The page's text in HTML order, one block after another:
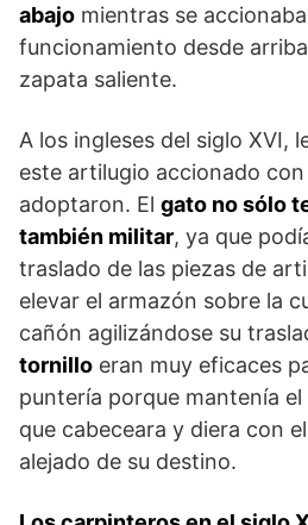
abajo mientras se
funcionamiento desde
zapata saliente.
A los ingleses del siglo XVI,
este artilugio accionado
adoptaron. El gato no sólo
también militar, ya que
traslado de las piezas de
elevar el armazón sobre la
cañón agilizándose su
tornillo eran muy eficaces
puntería porque mantenía
que cabeceara y diera con
alejado de su destino.